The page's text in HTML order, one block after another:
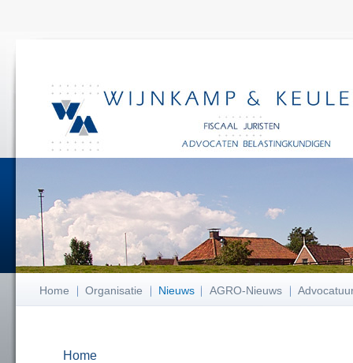
Home Organisatie Nieuws AGRO-Nieuws
Home